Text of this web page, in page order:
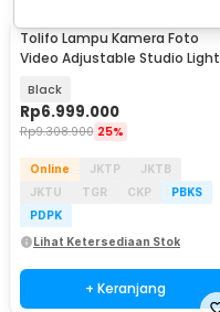
Tolifo Lampu Kamera Foto
Video Adjustable Studio Light
Black
Rp6.999.000
Rp9.308.900 25%
Online JKTP
JKTB
JKTU
TGR CKP
PBKS
PDPK
Lihat Ketersediaan Stok
+ Keranjang